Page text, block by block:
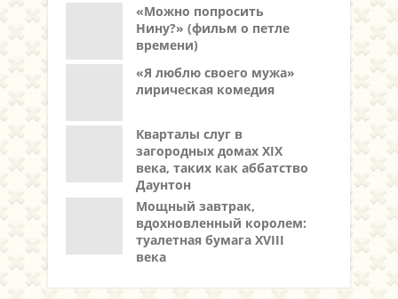
«Можно попросить
Нину?» (фильм о петле
времени)
«Я люблю своего мужа»
лирическая комедия
Кварталы слуг в
загородных домах XIX
века, таких как аббатство
Даунтон
Мощный завтрак,
вдохновленный королем:
туалетная бумага XVIII
века